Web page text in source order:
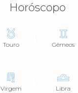
Horóscopo
Touro Gêmeos
Virgem Libra